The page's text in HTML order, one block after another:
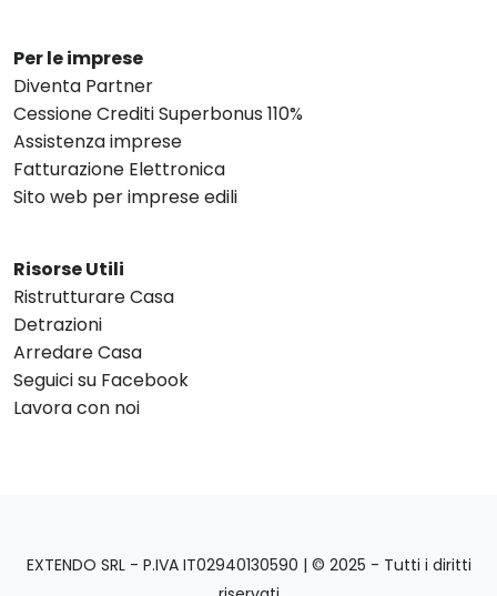
Per le imprese
Diventa Partner
Cessione Crediti Superbonus 110%
Assistenza imprese
Fatturazione Elettronica
Sito web per imprese edili
Risorse Utili
Ristrutturare Casa
Detrazioni
Arredare Casa
Seguici su Facebook
Lavora con noi
EXTENDO SRL - P.IVA IT02940130590 | © 2025 - Tutti i diritti